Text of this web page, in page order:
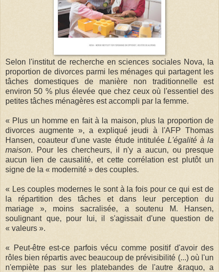
Selon l'institut de recherche en sciences sociales Nova, la
proportion de divorces parmi les ménages qui partagent les
tâches domestiques de manière non traditionnelle est
environ 50 % plus élevée que chez ceux où l'essentiel des
petites tâches ménagères est accompli par la femme.
« Plus un homme en fait à la maison, plus la proportion de
divorces augmente », a expliqué jeudi à l'AFP Thomas
Hansen, coauteur d'une vaste étude intitulée L'égalité à la
maison. Pour les chercheurs, il n'y a aucun, ou presque
aucun lien de causalité, et cette corrélation est plutôt un
signe de la « modernité » des couples.
« Les couples modernes le sont à la fois pour ce qui est de
la répartition des tâches et dans leur perception du
mariage », moins sacralisée, a soutenu M. Hansen,
soulignant que, pour lui, il s'agissait d'une question de
« valeurs ».
« Peut-être est-ce parfois vécu comme positif d'avoir des
rôles bien répartis avec beaucoup de prévisibilité (...) où l'un
n'empiète pas sur les platebandes de l'autre &raquo, a